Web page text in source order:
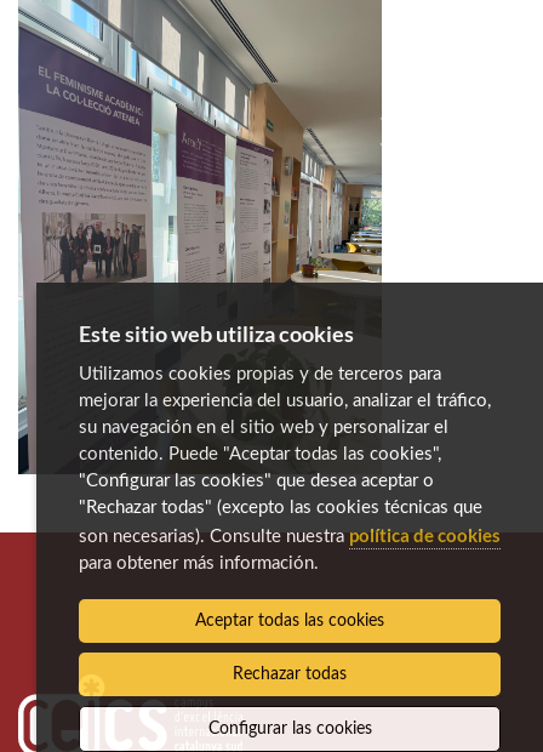
Este sitio web utiliza cookies
Utilizamos cookies propias y de terceros para
mejorar la experiencia del usuario, analizar el tráfico,
su navegación en el sitio web y personalizar el
contenido. Puede "Aceptar todas las cookies",
"Configurar las cookies" que desea aceptar o
"Rechazar todas" (excepto las cookies técnicas que
son necesarias). Consulte nuestra política de cookies
para obtener más información.
Aceptar todas las cookies
Rechazar todas
Configurar las cookies